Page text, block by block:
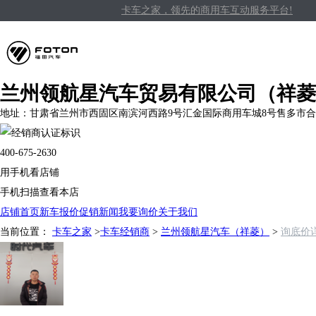
卡车之家，领先的商用车互动服务平台!
兰州领航星汽车贸易有限公司（祥菱
地址：甘肃省兰州市西固区南滨河西路9号汇金国际商用车城8号售多市
400-675-2630
用手机看店铺
手机扫描查看本店
店铺首页新车报价促销新闻我要询价关于我们
当前位置： 卡车之家 >卡车经销商 > 兰州领航星汽车（祥菱） > 询底价